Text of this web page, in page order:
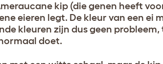
kip (die genen heeft
eieren legt. De kleur van een
kleuren zijn dus geen
doet.